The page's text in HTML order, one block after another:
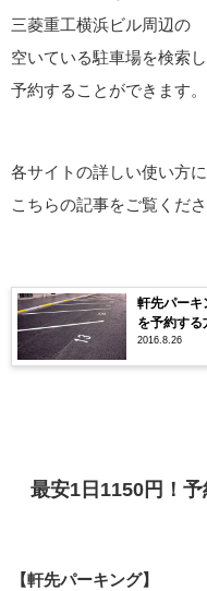
三菱重工横浜ビル周辺の
空いている駐車場を検索し
予約することができます。
各サイトの詳しい使い方に
こちらの記事をご覧くださ
軒先パー
を予約する
2016.8.26
最安1日1150円！
【軒先パーキング】